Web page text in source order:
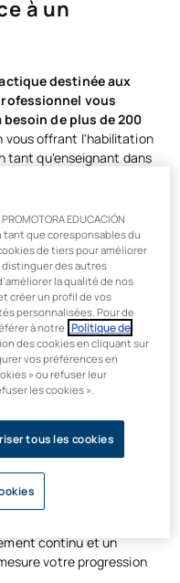
à un
destinée aux
vous
de plus de 200
vous offrant l'habilitation
tant qu'enseignant dans
vous permet
avec votre
au besoin croissant
professionnelle.
accès à cette
aux
de classe
en didactique
la cuisine et la
ou la
continu et un
votre progression
EDUCACIÓN
tant que coresponsables du
de tiers pour améliorer
des autres
la qualité de nos
créer un profil de vos
personnalisées. Pour de
à notre Politique de
des cookies en cliquant sur
vos préférences en
» ou refuser leur
les cookies ».
tous les cookies